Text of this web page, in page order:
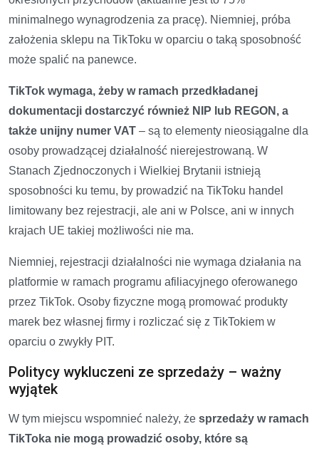
minimalnego wynagrodzenia za pracę). Niemniej, próba
założenia sklepu na TikToku w oparciu o taką sposobność
może spalić na panewce.
TikTok wymaga, żeby w ramach przedkładanej
dokumentacji dostarczyć również NIP lub REGON, a
także unijny numer VAT – są to elementy nieosiągalne dla
osoby prowadzącej działalność nierejestrowaną. W
Stanach Zjednoczonych i Wielkiej Brytanii istnieją
sposobności ku temu, by prowadzić na TikToku handel
limitowany bez rejestracji, ale ani w Polsce, ani w innych
krajach UE takiej możliwości nie ma.
Niemniej, rejestracji działalności nie wymaga działania na
platformie w ramach programu afiliacyjnego oferowanego
przez TikTok. Osoby fizyczne mogą promować produkty
marek bez własnej firmy i rozliczać się z TikTokiem w
oparciu o zwykły PIT.
Politycy wykluczeni ze sprzedaży – ważny
wyjątek
W tym miejscu wspomnieć należy, że sprzedaży w ramach
TikToka nie mogą prowadzić osoby, które są